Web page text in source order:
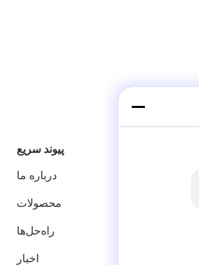
پيوند سريع
درباره ما
محصولات
راه‌حل‌ها
اخبار